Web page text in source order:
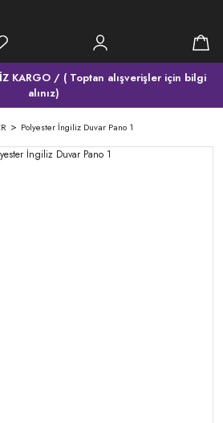
KARGO / ( Toptan alışverişler için bilgi
alınız)
Polyester İngiliz Duvar Pano 1